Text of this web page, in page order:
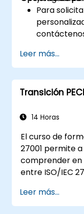
Para
Leer más...
Transición
14 Horas
El curso de
27001 permite
comprender en
entre ISO/IEC
conocimiento
presentados por
Leer más...